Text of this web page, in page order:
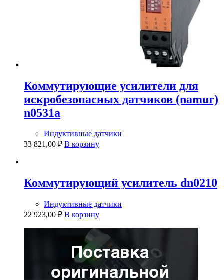
Коммутирующие усилители для
искробезопасных датчиков (namur)
n0531a
Индуктивные датчики
33 821,00 ₽ В корзину
Коммутирующий усилитель dn0210
Индуктивные датчики
22 923,00 ₽ В корзину